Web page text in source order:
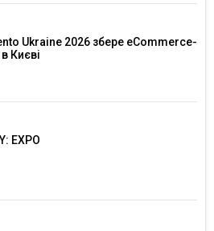
Ukraine 2026 збере eCommerce-
Києві
EXPO